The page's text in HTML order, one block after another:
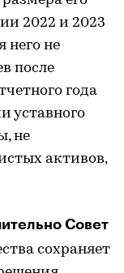
2022 и 2023
него не
после
года
уставного
не
активов,
Совет
сохраняет